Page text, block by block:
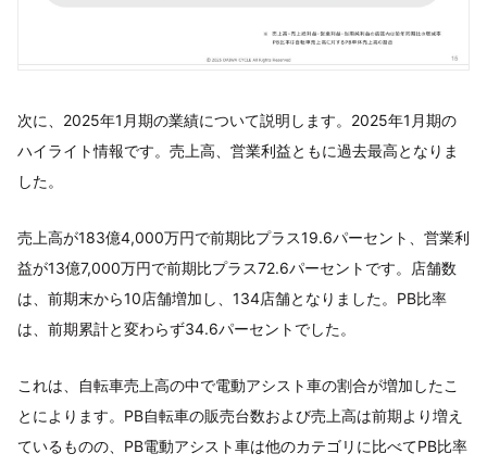
次に、2025年1月期の業績について説明します。2025年1月期の
ハイライト情報です。売上高、営業利益ともに過去最高となりま
した。
売上高が183億4,000万円で前期比プラス19.6パーセント、営業利
益が13億7,000万円で前期比プラス72.6パーセントです。店舗数
は、前期末から10店舗増加し、134店舗となりました。PB比率
は、前期累計と変わらず34.6パーセントでした。
これは、自転車売上高の中で電動アシスト車の割合が増加したこ
とによります。PB自転車の販売台数および売上高は前期より増え
ているものの、PB電動アシスト車は他のカテゴリに比べてPB比率